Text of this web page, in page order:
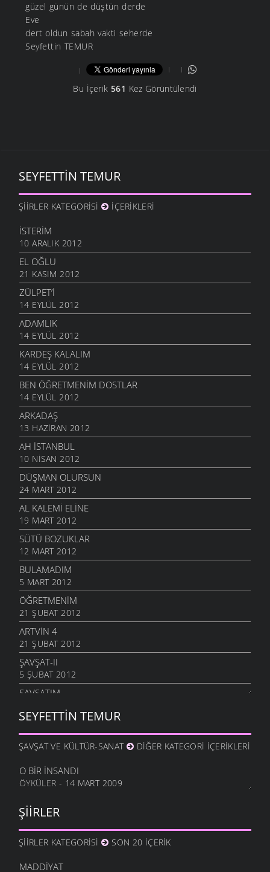
güzel günün de düştün derde
Eve
dert oldun sabah vakti seherde
Seyfettin TEMUR
Bu İçerik 561 Kez Görüntülendi
SEYFETTIN TEMUR
ŞIIRLER KATEGORISI İÇERIKLERI
İSTERIM
10 ARALIK 2012
EL OĞLU
21 KASIM 2012
ZÜLPET’I
14 EYLÜL 2012
ADAMLIK
14 EYLÜL 2012
KARDEŞ KALALIM
14 EYLÜL 2012
BEN ÖĞRETMENIM DOSTLAR
14 EYLÜL 2012
ARKADAŞ
13 HAZIRAN 2012
AH İSTANBUL
10 NISAN 2012
DÜŞMAN OLURSUN
24 MART 2012
AL KALEMI ELINE
19 MART 2012
SÜTÜ BOZUKLAR
12 MART 2012
BULAMADIM
5 MART 2012
ÖĞRETMENIM
21 ŞUBAT 2012
ARTVIN 4
21 ŞUBAT 2012
ŞAVŞAT-II
5 ŞUBAT 2012
ŞAVŞATIM
METINE
17 OCAK 2012
HALA OĞLU
31 ARALIK 2011
NE OLUR OĞUL
DURDUM
10 ARALIK 2011
ANAM
SEYFETTIN TEMUR
ŞAVŞAT VE KÜLTÜR-SANAT DIĞER KATEGORI İÇERIKLERI
O BIR İNSANDI
ÖYKÜLER - 14 MART 2009
ŞIIRLER
ŞIIRLER KATEGORISI SON 20 İÇERIK
MADDIYAT